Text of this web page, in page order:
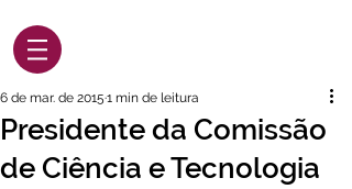
Presidente da Comissão
de Ciência e Tecnologia
6 de mar. de 2015 1 min de leitura